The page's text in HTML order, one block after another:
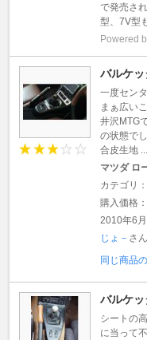
で発売さ
型、7V型
Powered
バルケ
一度セン
まぁ広い
井沢MTG
の状態で
合皮生地 ...
マツダ ロ
カテゴリ
購入価格
2010年6
じょ－ さん
同じ商品
バルケ
シートの
に当って